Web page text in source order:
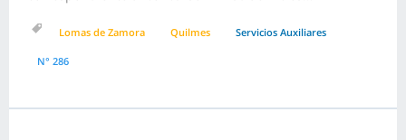
Lomas de Zamora Quilmes Servicios Auxiliares
N° 286